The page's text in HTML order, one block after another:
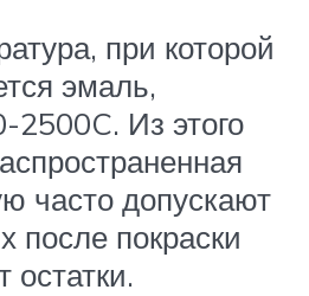
при которой
эмаль,
2500C. Из этого
часто допускают
после покраски
остатки.